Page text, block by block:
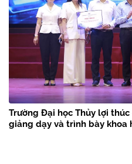
Trường Đại học Thủy lợi
giảng dạy và trình bày khoa